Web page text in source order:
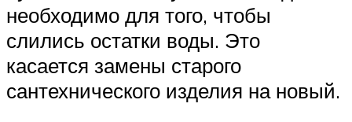
необходимо для того, чтобы
слились остатки воды. Это
касается замены старого
сантехнического изделия на новый.